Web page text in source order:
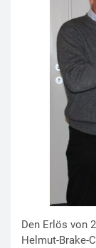
Den Erlös von
Helmut-Brake-